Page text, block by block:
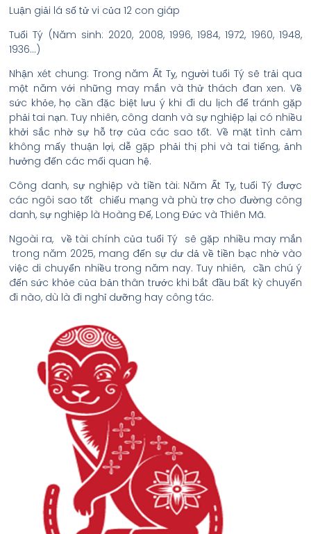
Luận giải lá số tử vi của 12 con giáp
Tuổi Tý (Năm sinh: 2020, 2008, 1996, 1984, 1972, 1960, 1948,
1936…)
Nhận xét chung: Trong năm Ất Tỵ, người tuổi Tý sẽ trải qua
một năm với những may mắn và thử thách đan xen. Về
sức khỏe, họ cần đặc biệt lưu ý khi đi du lịch để tránh gặp
phải tai nạn. Tuy nhiên, công danh và sự nghiệp lại có nhiều
khởi sắc nhờ sự hỗ trợ của các sao tốt. Về mặt tình cảm
không mấy thuận lợi, dễ gặp phải thị phi và tai tiếng, ảnh
hưởng đến các mối quan hệ.
Công danh, sự nghiệp và tiền tài: Năm Ất Tỵ, tuổi Tý được
các ngôi sao tốt chiếu mạng và phù trợ cho đường công
danh, sự nghiệp là Hoàng Đế, Long Đức và Thiên Mã.
Ngoài ra, về tài chính của tuổi Tý sẽ gặp nhiều may mắn
trong năm 2025, mang đến sự dư dả về tiền bạc nhờ vào
việc di chuyển nhiều trong năm nay. Tuy nhiên, cần chú ý
đến sức khỏe của bản thân trước khi bắt đầu bất kỳ chuyến
đi nào, dù là đi nghỉ dưỡng hay công tác.